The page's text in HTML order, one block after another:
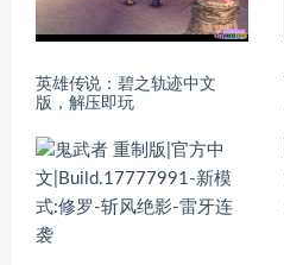
英雄传说：碧之轨迹中文
版，解压即玩